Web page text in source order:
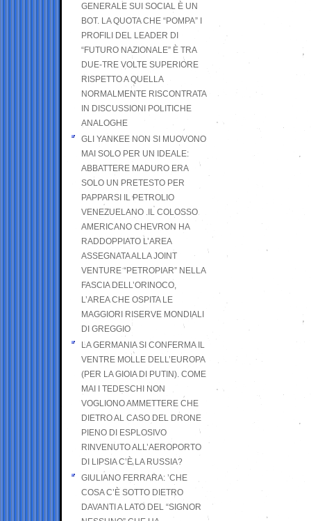
GENERALE SUI SOCIAL È UN
BOT. LA QUOTA CHE “POMPA” I
PROFILI DEL LEADER DI
“FUTURO NAZIONALE” È TRA
DUE-TRE VOLTE SUPERIORE
RISPETTO A QUELLA
NORMALMENTE RISCONTRATA
IN DISCUSSIONI POLITICHE
ANALOGHE
GLI YANKEE NON SI MUOVONO
MAI SOLO PER UN IDEALE:
ABBATTERE MADURO ERA
SOLO UN PRETESTO PER
PAPPARSI IL PETROLIO
VENEZUELANO .IL COLOSSO
AMERICANO CHEVRON HA
RADDOPPIATO L’AREA
ASSEGNATA ALLA JOINT
VENTURE “PETROPIAR” NELLA
FASCIA DELL’ORINOCO,
L’AREA CHE OSPITA LE
MAGGIORI RISERVE MONDIALI
DI GREGGIO
LA GERMANIA SI CONFERMA IL
VENTRE MOLLE DELL’EUROPA
(PER LA GIOIA DI PUTIN). COME
MAI I TEDESCHI NON
VOGLIONO AMMETTERE CHE
DIETRO AL CASO DEL DRONE
PIENO DI ESPLOSIVO
RINVENUTO ALL’AEROPORTO
DI LIPSIA C’È LA RUSSIA?
GIULIANO FERRARA: ’CHE
COSA C’È SOTTO DIETRO
DAVANTI A LATO DEL “SIGNOR